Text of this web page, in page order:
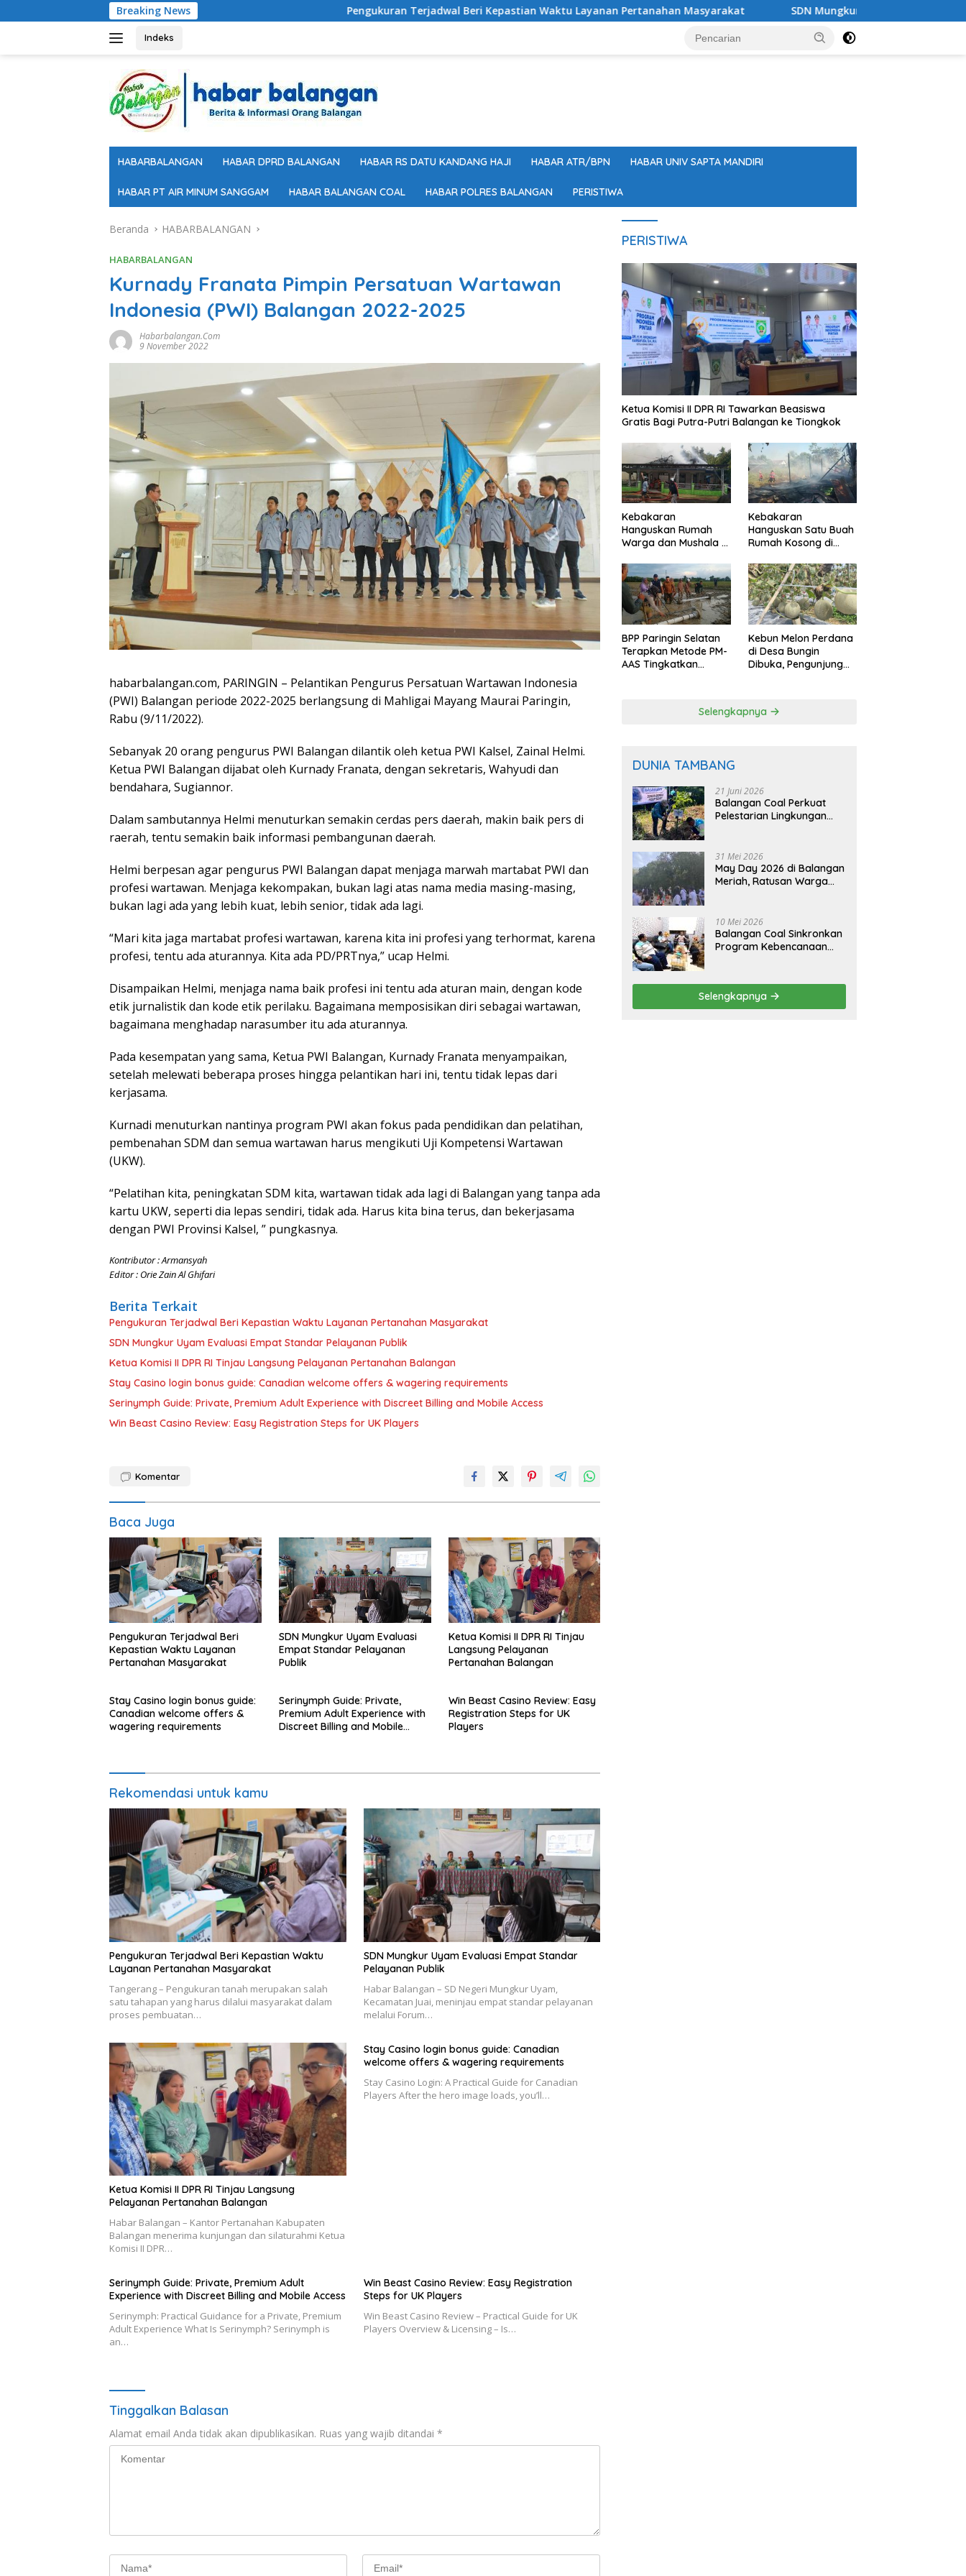
ke
Breaking News Pengukuran Terjadwal Beri Kepastian Waktu Layanan Pertanahan Masyarakat SDN Mungkur Uyam Evaluasi Empat Standar
Indeks
HABARBALANGAN HABAR DPRD BALANGAN HABAR RS DATU KANDANG HAJI HABAR ATR/BPN HABAR UNIV SAPTA MANDIRI
HABAR PT AIR MINUM SANGGAM HABAR BALANGAN COAL HABAR POLRES BALANGAN PERISTIWA
Beranda HABARBALANGAN
HABARBALANGAN
Kurnady Franata Pimpin Persatuan Wartawan
Indonesia (PWI) Balangan 2022-2025
Habarbalangan.com
9 November 2022
habarbalangan.com, PARINGIN – Pelantikan Pengurus Persatuan Wartawan Indonesia
(PWI) Balangan periode 2022-2025 berlangsung di Mahligai Mayang Maurai Paringin,
Rabu (9/11/2022).
Sebanyak 20 orang pengurus PWI Balangan dilantik oleh ketua PWI Kalsel, Zainal Helmi.
Ketua PWI Balangan dijabat oleh Kurnady Franata, dengan sekretaris, Wahyudi dan
bendahara, Sugiannor.
Dalam sambutannya Helmi menuturkan semakin cerdas pers daerah, makin baik pers di
raerah, tentu semakin baik informasi pembangunan daerah.
Helmi berpesan agar pengurus PWI Balangan dapat menjaga marwah martabat PWI dan
profesi wartawan. Menjaga kekompakan, bukan lagi atas nama media masing-masing,
bukan lagi ada yang lebih kuat, lebih senior, tidak ada lagi.
“Mari kita jaga martabat profesi wartawan, karena kita ini profesi yang terhormat, karena
profesi, tentu ada aturannya. Kita ada PD/PRTnya,” ucap Helmi.
Disampaikan Helmi, menjaga nama baik profesi ini tentu ada aturan main, dengan kode
etik jurnalistik dan kode etik perilaku. Bagaimana memposisikan diri sebagai wartawan,
bagaimana menghadap narasumber itu ada aturannya.
Pada kesempatan yang sama, Ketua PWI Balangan, Kurnady Franata menyampaikan,
setelah melewati beberapa proses hingga pelantikan hari ini, tentu tidak lepas dari
kerjasama.
Kurnadi menuturkan nantinya program PWI akan fokus pada pendidikan dan pelatihan,
pembenahan SDM dan semua wartawan harus mengikuti Uji Kompetensi Wartawan
(UKW).
“Pelatihan kita, peningkatan SDM kita, wartawan tidak ada lagi di Balangan yang tanpa ada
kartu UKW, seperti dia lepas sendiri, tidak ada. Harus kita bina terus, dan bekerjasama
dengan PWI Provinsi Kalsel, ” pungkasnya.
Kontributor : Armansyah
Editor : Orie Zain Al Ghifari
Berita Terkait
Pengukuran Terjadwal Beri Kepastian Waktu Layanan Pertanahan Masyarakat
SDN Mungkur Uyam Evaluasi Empat Standar Pelayanan Publik
Ketua Komisi II DPR RI Tinjau Langsung Pelayanan Pertanahan Balangan
Stay Casino login bonus guide: Canadian welcome offers & wagering requirements
Serinymph Guide: Private, Premium Adult Experience with Discreet Billing and Mobile Access
Win Beast Casino Review: Easy Registration Steps for UK Players
Komentar
Baca Juga
Pengukuran Terjadwal Beri
Kepastian Waktu Layanan
Pertanahan Masyarakat
SDN Mungkur Uyam Evaluasi
Empat Standar Pelayanan
Publik
Ketua Komisi II DPR RI Tinjau
Langsung Pelayanan
Pertanahan Balangan
Stay Casino login bonus guide:
Canadian welcome offers &
wagering requirements
Serinymph Guide: Private,
Premium Adult Experience with
Discreet Billing and Mobile
Win Beast Casino Review: Easy
Registration Steps for UK
Players
Rekomendasi untuk kamu
Pengukuran Terjadwal Beri Kepastian Waktu
Layanan Pertanahan Masyarakat
Tangerang – Pengukuran tanah merupakan salah
satu tahapan yang harus dilalui masyarakat dalam
proses pembuatan…
SDN Mungkur Uyam Evaluasi Empat Standar
Pelayanan Publik
Habar Balangan – SD Negeri Mungkur Uyam,
Kecamatan Juai, meninjau empat standar pelayanan
melalui Forum…
Ketua Komisi II DPR RI Tinjau Langsung
Pelayanan Pertanahan Balangan
Habar Balangan – Kantor Pertanahan Kabupaten
Balangan menerima kunjungan dan silaturahmi Ketua
Komisi II DPR…
Stay Casino login bonus guide: Canadian
welcome offers & wagering requirements
Stay Casino Login: A Practical Guide for Canadian
Players After the hero image loads, you’ll…
Serinymph Guide: Private, Premium Adult
Experience with Discreet Billing and Mobile Access
Serinymph: Practical Guidance for a Private, Premium
Adult Experience What Is Serinymph? Serinymph is
an…
Win Beast Casino Review: Easy Registration
Steps for UK Players
Win Beast Casino Review – Practical Guide for UK
Players Overview & Licensing – Is…
Tinggalkan Balasan
Alamat email Anda tidak akan dipublikasikan. Ruas yang wajib ditandai *
PERISTIWA
Ketua Komisi II DPR RI Tawarkan Beasiswa
Gratis Bagi Putra-Putri Balangan ke Tiongkok
Kebakaran
Hanguskan Rumah
Warga dan Mushala di
Terdampak
Kebakaran
Hanguskan Satu Buah
Rumah Kosong di
BPP Paringin Selatan
Terapkan Metode PM-
AAS Tingkatkan
Kebun Melon Perdana
di Desa Bungin
Dibuka, Pengunjung
Selengkapnya
DUNIA TAMBANG
21 Juni 2026
Balangan Coal Perkuat
Pelestarian Lingkungan
31 Mei 2026
May Day 2026 di Balangan
Meriah, Ratusan Warga
10 Mei 2026
Balangan Coal Sinkronkan
Program Kebencanaan
Selengkapnya